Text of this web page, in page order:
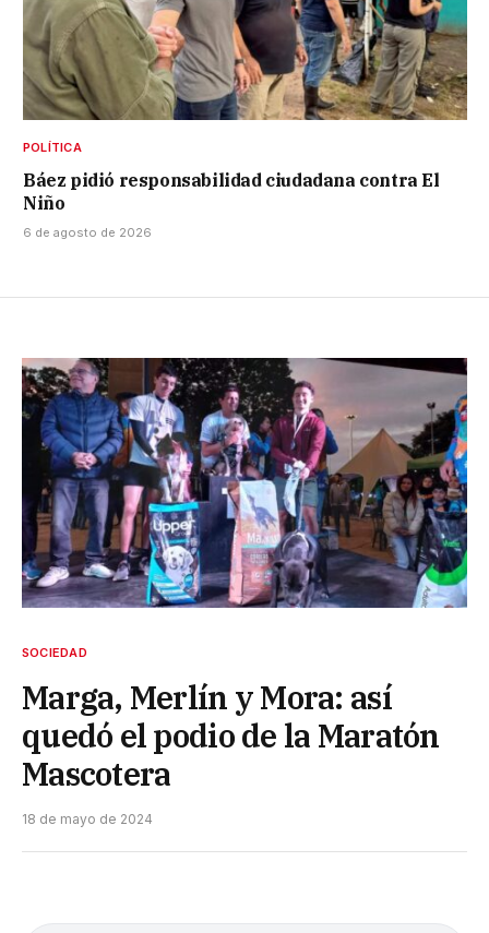
POLÍTICA
Báez pidió responsabilidad ciudadana contra El
Niño
6 de agosto de 2026
SOCIEDAD
Marga, Merlín y Mora: así
quedó el podio de la Maratón
Mascotera
18 de mayo de 2024